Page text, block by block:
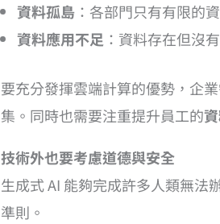
資料孤島 ：各部門只有有限的
資料應用不足 ：資料存在但沒
要充分發揮雲端計算的優勢，企
集。同時也需要注重提升員工的
技術外也要考慮道德與安全
生成式 AI 能夠完成許多人類無法
準則。